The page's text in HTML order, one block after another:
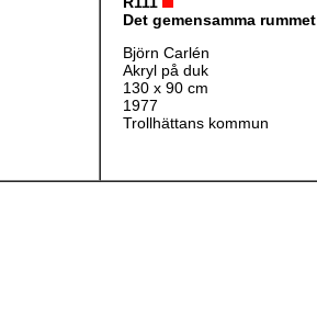
Det gemensamma rummet
Björn Carlén
Akryl på duk
130 x 90 cm
1977
Trollhättans kommun